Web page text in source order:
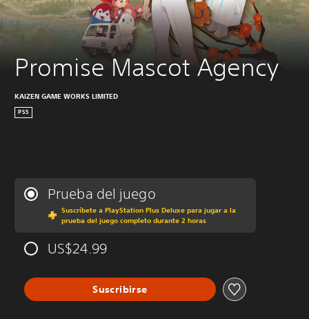
Promise Mascot Agency
KAIZEN GAME WORKS LIMITED
PS5
Prueba del juego
Suscríbete a PlayStation Plus Deluxe para jugar a la
prueba del juego completo durante 2 horas
US$24.99
Suscribirse